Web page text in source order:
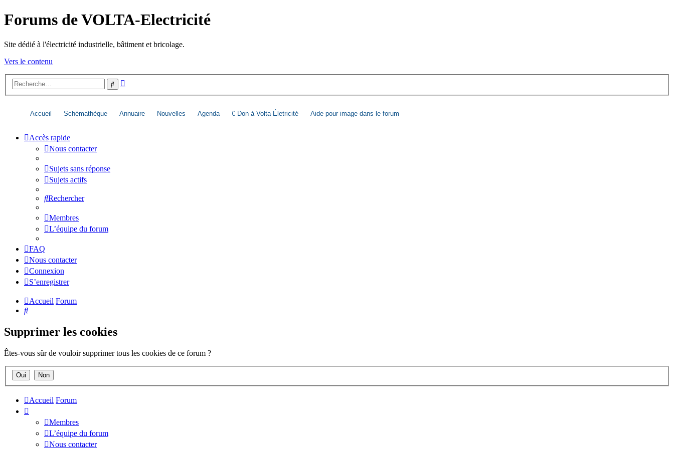
Forums de VOLTA-Electricité
Site dédié à l'électricité industrielle, bâtiment et bricolage.
Vers le contenu
Rechercher
Accueil Schémathèque Annuaire Nouvelles Agenda € Don à Volta-Életricité Aide pour image dans le forum
Accès rapide
Nous contacter
Sujets sans réponse
Sujets actifs
Rechercher
Membres
L’équipe du forum
FAQ
Nous contacter
Connexion
S’enregistrer
Accueil Forum
Rechercher
Supprimer les cookies
Êtes-vous sûr de vouloir supprimer tous les cookies de ce forum ?
Accueil Forum
Membres
L’équipe du forum
Nous contacter